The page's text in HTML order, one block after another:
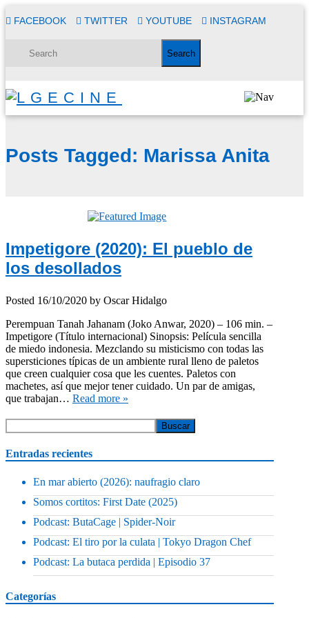
FACEBOOK TWITTER YOUTUBE INSTAGRAM
Posts Tagged: Marissa Anita
Impetigore (2020): El pueblo de
los desollados
Posted 16/10/2020 by Oscar Hidalgo
Perempuan Tanah Jahanam (Joko Anwar, 2020) – 106 min. –
Impetigore (Título internacional) Sinopsis: Película sencilla
de miedo indonesia. Mezclando su misticismo con todas las
supersticiones típicas de un ambiente rural lleno de paletos
que creen cualquier cosa que les cuentes. Paletos con
machetes, así que mejor tener cuidado. Un par de amigas,
que trabajan… Read more »
Entradas recientes
En mar abierto (2026): naufragio claro
Somos cortitos: First Date (2025)
Podcast: ButaCage | Spider-Noir
Podcast: El tiro por la culata | Tokyo Dragon Chef
Podcast: La butaca perdida | Episodio 37
Categorías